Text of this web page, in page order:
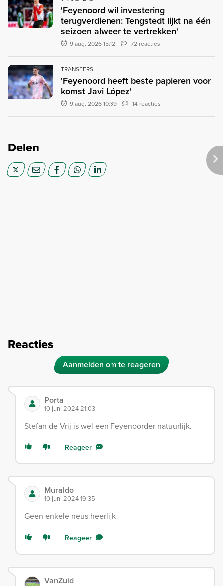
'Feyenoord wil investering
terugverdienen: Tengstedt lijkt na één
seizoen alweer te vertrekken'
9 aug. 2026 15:12 72 reacties
TRANSFERS
'Feyenoord heeft beste papieren voor
komst Javi López'
9 aug. 2026 10:39 14 reacties
Delen
Reacties
Aanmelden om te reageren
Porta
10 juni 2024 21:03
Stefan de Vrij is wel een Feyenoorder natuurlijk.
Reageer
Muraldo
10 juni 2024 19:35
Geen enkele neus heerlijk
Reageer
VanZuid